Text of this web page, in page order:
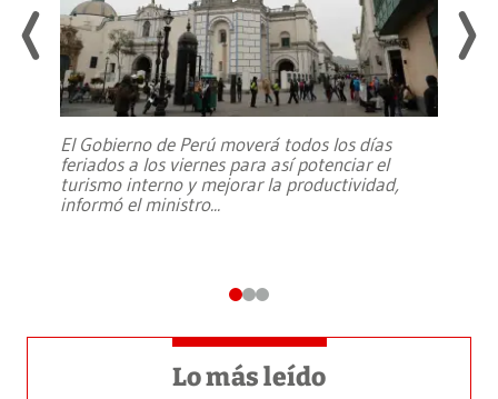
El Gobierno de Perú moverá todos los días
feriados a los viernes para así potenciar el
turismo interno y mejorar la productividad,
informó el ministro...
Lo más leído